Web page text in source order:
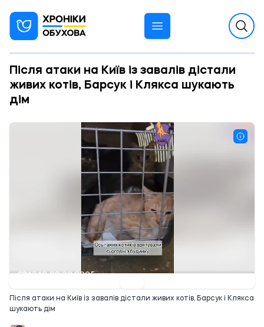
Після атаки на Київ із завалів дістали
живих котів, Барсук і Клякса шукають
дім
13:18 08.09.2025
Після атаки на Київ із завалів дістали живих котів, Барсук і Клякса
шукають дім